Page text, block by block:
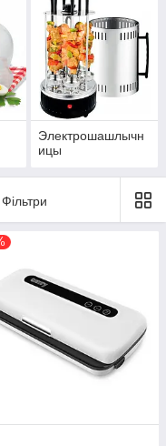
Электрошашлычн
ицы
Фільтри